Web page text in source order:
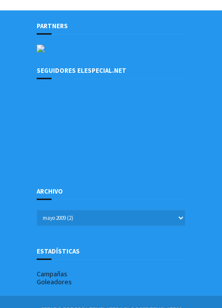
PARTNERS
SEGUIDORES ELESPECIAL.NET
ARCHIVO
ESTADÍSTICAS
Campañas
Goleadores